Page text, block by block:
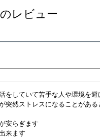
レビュー
をしていて苦手な人や環境を
突然ストレスになることがあ
安らぎます
来ます